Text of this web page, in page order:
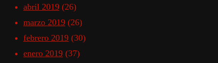
abril 2019 (26)
marzo 2019 (26)
febrero 2019 (30)
enero 2019 (37)